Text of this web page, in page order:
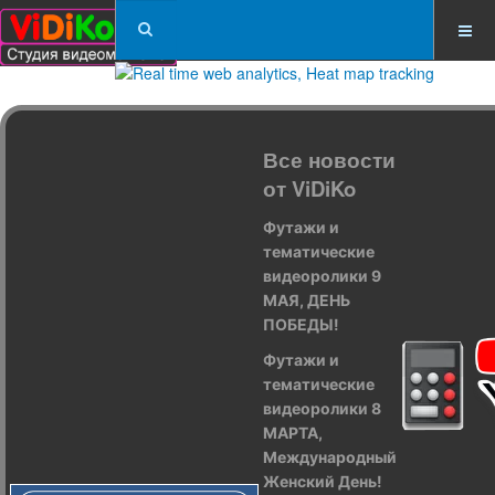
Все новости
от ViDiKo
Футажи и
тематические
видеоролики 9
МАЯ, ДЕНЬ
ПОБЕДЫ!
Футажи и
тематические
видеоролики 8
МАРТА,
Международный
Женский День!